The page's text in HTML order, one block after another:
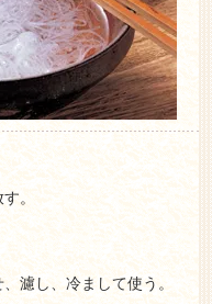
。
濾し、冷まして使う。